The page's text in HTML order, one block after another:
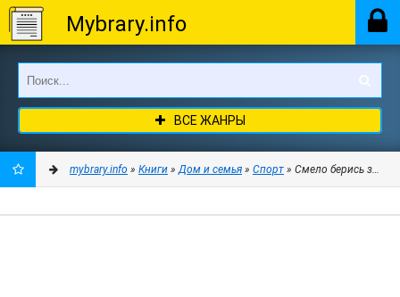
Mybrary.info
ВСЕ ЖАНРЫ
mybrary.info » Книги »Дом и семья » Спорт » Смело берись за